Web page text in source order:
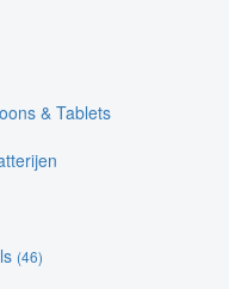
& Tablets
(46)